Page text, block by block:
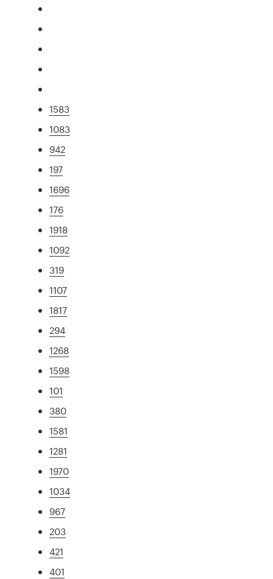
1583
1083
942
197
1696
176
1918
1092
319
1107
1817
294
1268
1598
101
380
1581
1281
1970
1034
967
203
421
401